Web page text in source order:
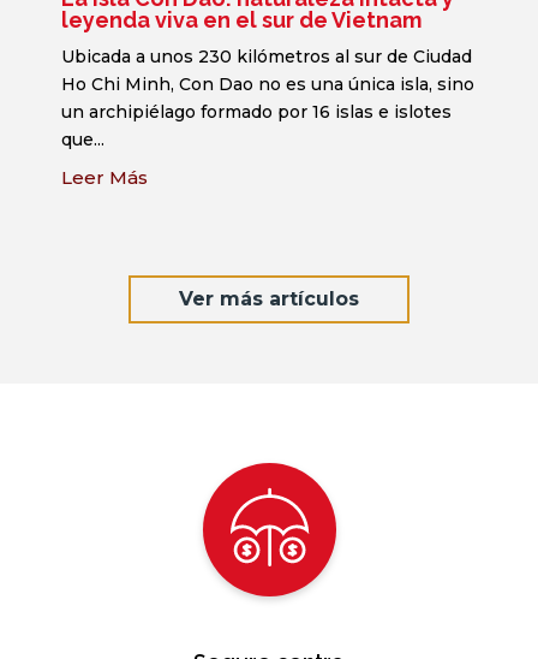
La isla Con Dao: naturaleza intacta y
leyenda viva en el sur de Vietnam
Ubicada a unos 230 kilómetros al sur de Ciudad
Ho Chi Minh, Con Dao no es una única isla, sino
un archipiélago formado por 16 islas e islotes